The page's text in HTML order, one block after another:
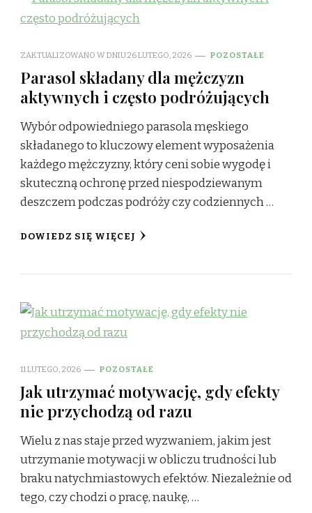
ZAKTUALIZOWANO W DNIU26 LUTEGO, 2026 POZOSTAŁE
Parasol składany dla mężczyzn
aktywnych i często podróżujących
Wybór odpowiedniego parasola męskiego
składanego to kluczowy element wyposażenia
każdego mężczyzny, który ceni sobie wygodę i
skuteczną ochronę przed niespodziewanym
deszczem podczas podróży czy codziennych …
DOWIEDZ SIĘ WIĘCEJ
11 LUTEGO, 2026 POZOSTAŁE
Jak utrzymać motywację, gdy efekty
nie przychodzą od razu
Wielu z nas staje przed wyzwaniem, jakim jest
utrzymanie motywacji w obliczu trudności lub
braku natychmiastowych efektów. Niezależnie od
tego, czy chodzi o pracę, naukę, …